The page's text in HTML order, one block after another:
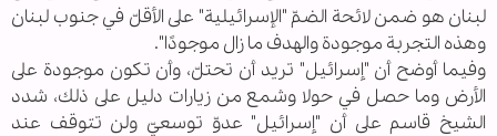
لبنان هو ضمن لائحة الضمّ "الإسرائيلية" على الأقلّ في جنوب لبنان
وهذه التجربة موجودة والهدف ما زال موجودًا".
وفيما أوضح أن "إسرائيل" تريد أن تحتلّ، وأن تكون موجودة على
الأرض وما حصل في حولا وشمع من زيارات دليل على ذلك، شدد
الشيخ قاسم على أن "إسرائيل" عدوّ توسعيّ ولن تتوقف عند